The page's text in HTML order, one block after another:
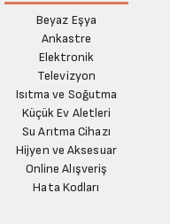
Beyaz Eşya
Ankastre
Elektronik
Televizyon
Isıtma ve Soğutma
Küçük Ev Aletleri
Su Arıtma Cihazı
Hijyen ve Aksesuar
Online Alışveriş
Hata Kodları